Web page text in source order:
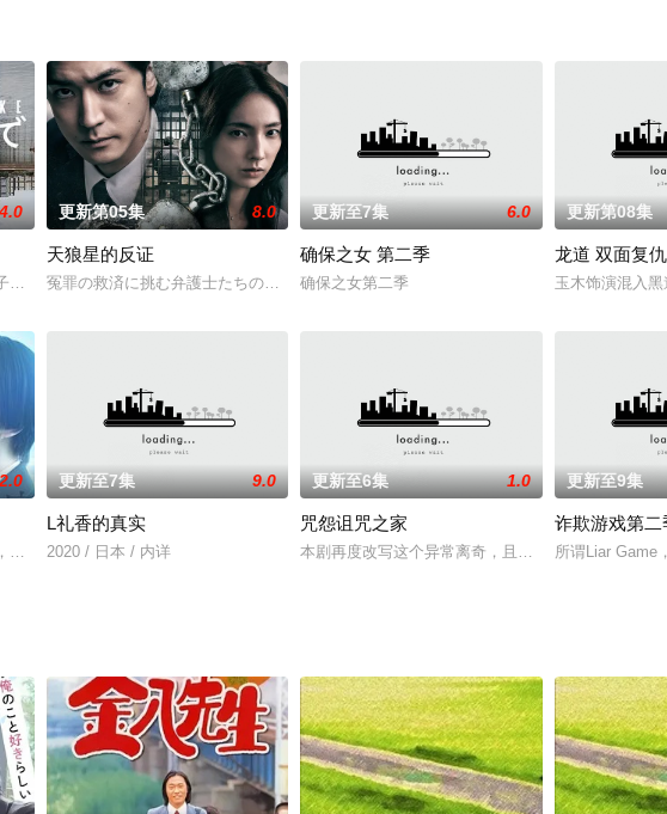
跳舞》将改编成电影，影片涵盖的四篇短篇小说分别是《UFO飞落
更新第05集 8.0
天狼星的反证
冤罪の救済に挑む弁護士たちの戦いを描く社会派ミステリー「連続ドラマＷ シリウスの
更新至7集 6.0
确保之女 第二季
确保之女第二季
更新第08集
龙道 双面复
玉木饰演混入
描绘了两位性格截然相反的人物——主动放弃最爱的音乐的早川秀一郎
更新至7集 9.0
L礼香的真实
2020 / 日本 / 内详
更新至6集 1.0
咒怨诅咒之家
本剧再度改写这个异常离奇，且要人吓破胆的真实故
更新至9集
诈欺游戏第二
所谓Liar Game